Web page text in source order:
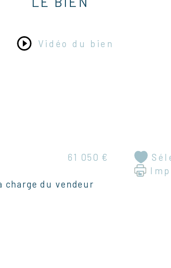
06
Vidéo du bien
61 050 €
charge du vendeur